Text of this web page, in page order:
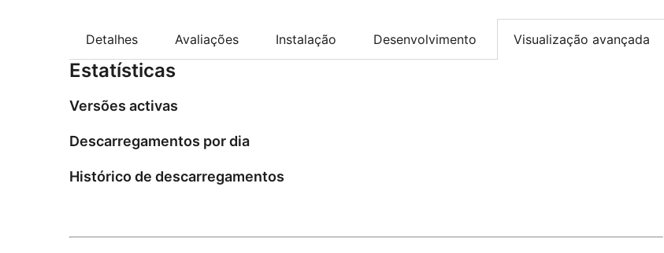
Detalhes Avaliações Instalação Desenvolvimento Visualização avançada
Estatísticas
Versões activas
Descarregamentos por dia
Histórico de descarregamentos